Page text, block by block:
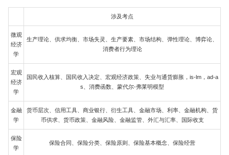
涉及考点
微观
经济
学
生产理论、供求均衡、市场失灵、生产要素、市场结构、弹性理论、博弈论、
消费者行为理论
宏观
经济
学
国民收入核算、国民收入决定、宏观经济政策、失业与通货膨胀，is-lm，ad-a
s、消费函数、蒙代尔-弗莱明模型
金融
学
货币层次、信用工具、商业银行、衍生工具、金融市场、利率、金融机构、货
币供求、货币政策、金融风险、金融监管、外汇与汇率、国际收支
保险
学
保险合同、保险分类、保险原则、保险基本概念、保险经营